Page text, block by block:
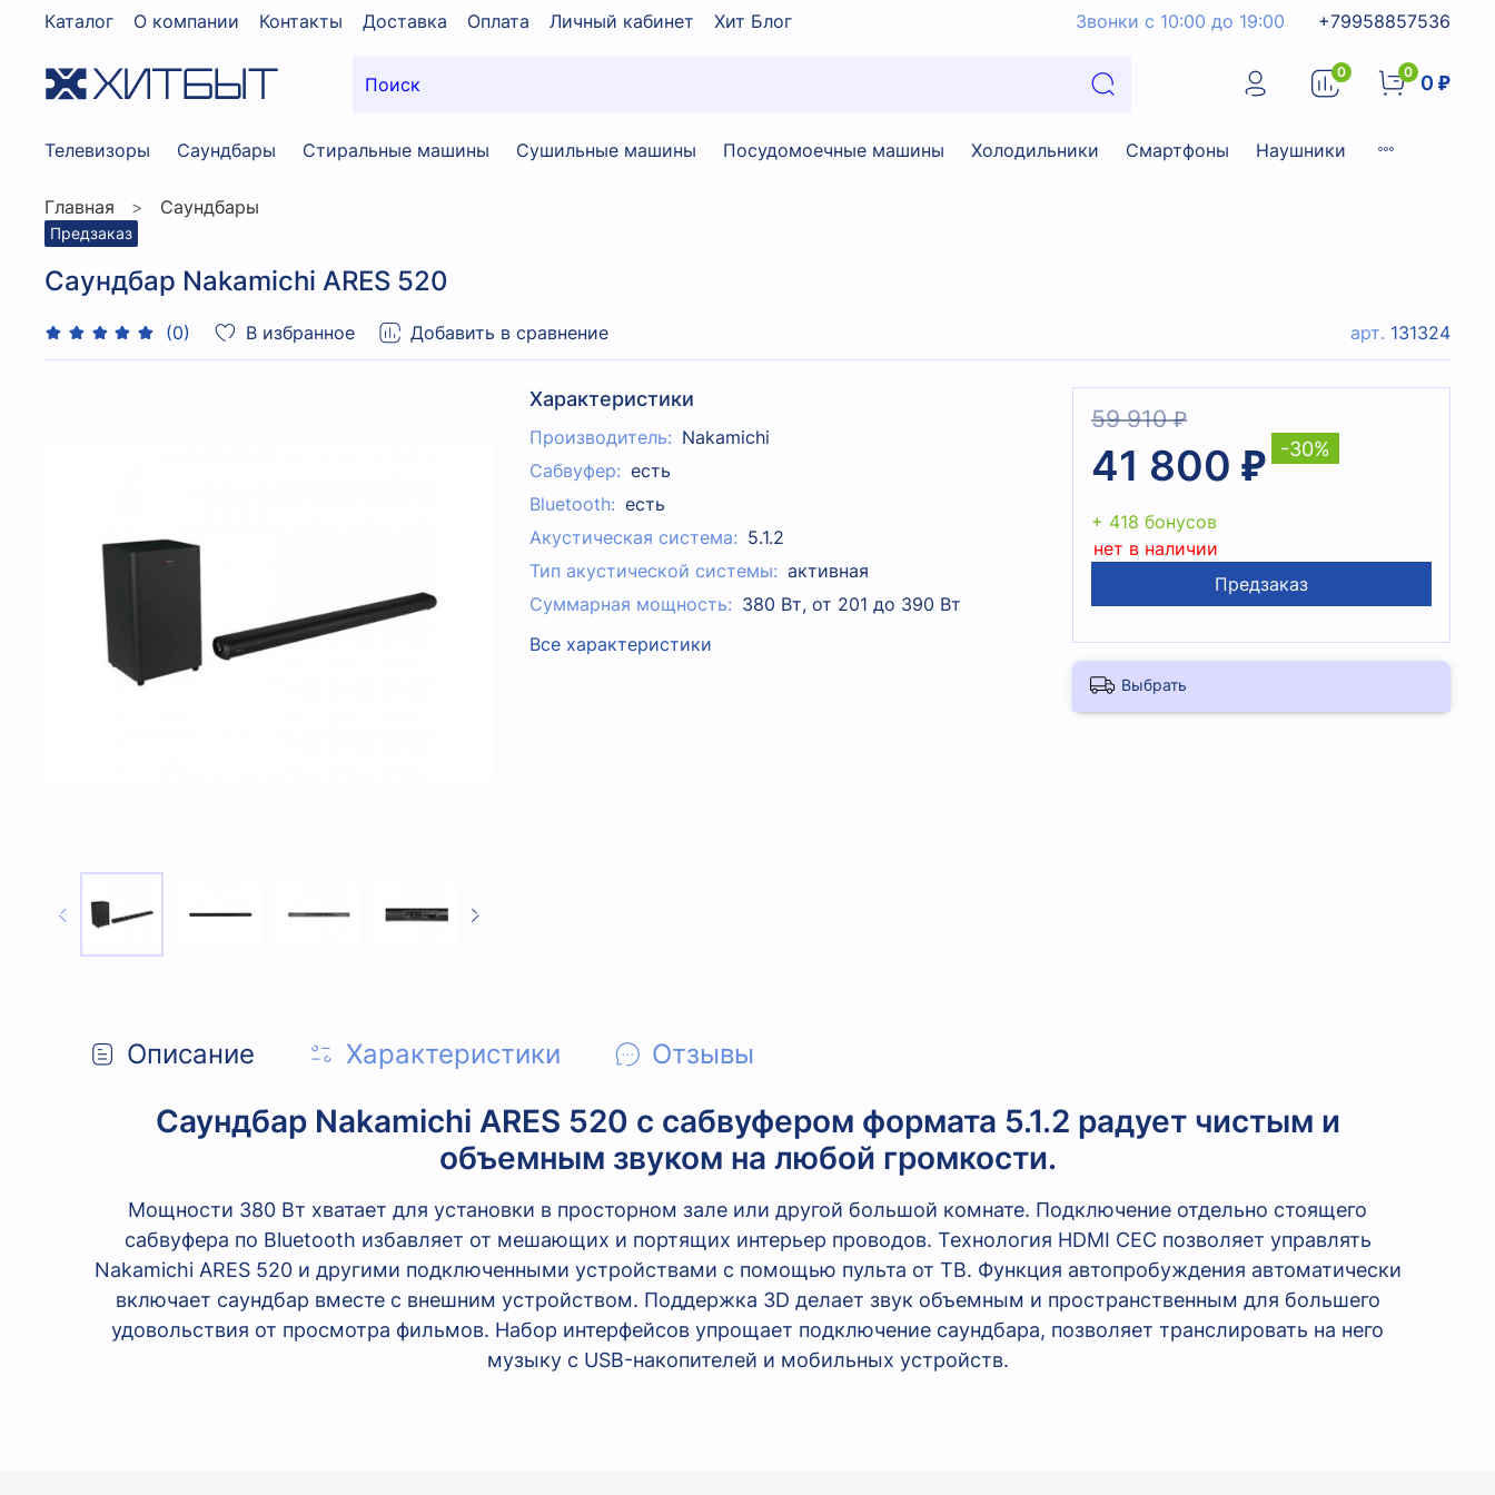
Каталог О компании Контакты Доставка Оплата Личный кабинет Хит Блог Звонки с 10:00 до 19:00 +79958857536
0 0 0 ₽
Телевизоры Саундбары Стиральные машины Сушильные машины Посудомоечные машины Холодильники Смартфоны Наушники
Главная Саундбары
Предзаказ
Саундбар Nakamichi ARES 520
(0) В избранное Добавить в сравнение арт. 131324
Характеристики
Производитель: Nakamichi
Сабвуфер: есть
Bluetooth: есть
Акустическая система: 5.1.2
Тип акустической системы: активная
Суммарная мощность: 380 Вт, от 201 до 390 Вт
Все характеристики
59 910 ₽
41 800 ₽ -30%
+ 418 бонусов
нет в наличии
Предзаказ
Выбрать
Описание Характеристики Отзывы
Саундбар Nakamichi ARES 520 с сабвуфером формата 5.1.2 радует чистым и
объемным звуком на любой громкости.
Мощности 380 Вт хватает для установки в просторном зале или другой большой комнате. Подключение отдельно стоящего
сабвуфера по Bluetooth избавляет от мешающих и портящих интерьер проводов. Технология HDMI CEC позволяет управлять
Nakamichi ARES 520 и другими подключенными устройствами с помощью пульта от ТВ. Функция автопробуждения автоматически
включает саундбар вместе с внешним устройством. Поддержка 3D делает звук объемным и пространственным для большего
удовольствия от просмотра фильмов. Набор интерфейсов упрощает подключение саундбара, позволяет транслировать на него
музыку с USB-накопителей и мобильных устройств.